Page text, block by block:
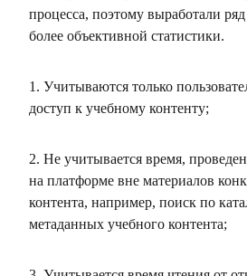
процесса, поэтому выработали
более объективной статистики.
1. Учитываются только
доступ к учебному контенту;
2. Не учитывается время,
на платформе вне материалов
контента, например, поиск по
метаданных учебного контента;